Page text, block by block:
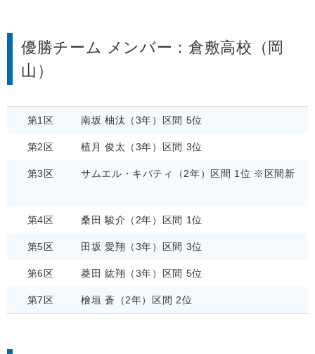
優勝チーム メンバー：倉敷高校（岡
山）
第1区 南坂 柚汰（3年）区間 5位
第2区 植月 俊太（3年）区間 3位
第3区 サムエル・キバティ（2年）区間 1位 ※区間新
第4区 桑田 駿介（2年）区間 1位
第5区 田坂 愛翔（3年）区間 3位
第6区 菱田 紘翔（3年）区間 5位
第7区 檜垣 蒼（2年）区間 2位